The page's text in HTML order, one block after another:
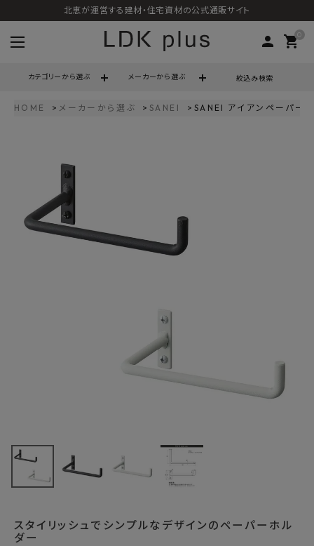
北恵が運営する建材・住宅資材の公式通販サイト
person 0
shopping_cart
カテゴリーから選ぶ メーカーから選ぶ 絞込み検索
06-6121-9302
営業時間 - 10:00～17:00（定休日 - 土日祝）
ACCOUNT MENU
W3707
5,236円
FAX注文はこちらから
カテゴリーから選ぶ
HOME メーカーから選ぶ SANEI SANEI アイアンペーパー
スタイリッシュでシンプルなデザインのペーパーホル
ダー